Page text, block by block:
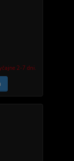
2-7 dni.